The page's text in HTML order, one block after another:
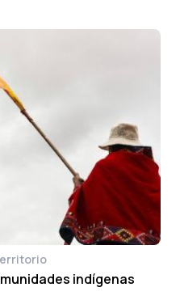
indígenas